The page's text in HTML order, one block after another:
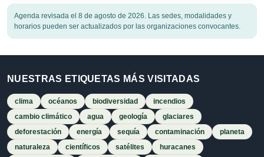
Agenda revisada el 8 de agosto de 2026. Las sedes, modalidades y
horarios pueden ser actualizados por las organizaciones convocantes.
NUESTRAS ETIQUETAS MÁS VISITADAS
clima océanos biodiversidad
incendios
cambio climático
agua geología
glaciares
deforestación
energía sequía contaminación
planeta
naturaleza
científicos satélites
huracanes